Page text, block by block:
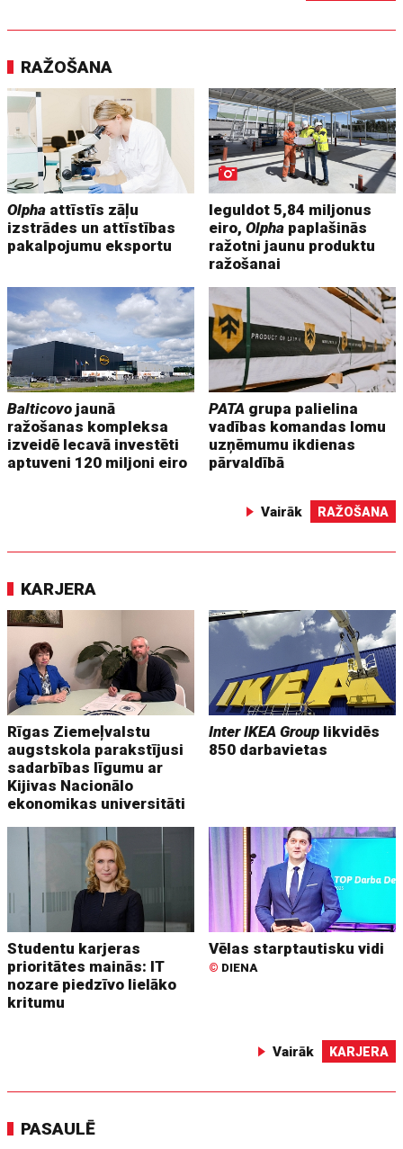
RAŽOŠANA
Olpha attīstīs zāļu
izstrādes un attīstības
pakalpojumu eksportu
Ieguldot 5,84 miljonus
eiro,Olpha paplašinās
ražotni jaunu produktu
ražošanai
Balticovo jaunā
ražošanas kompleksa
izveidē Iecavā investēti
aptuveni 120 miljoni eiro
PATA grupa palielina
vadības komandas lomu
uzņēmumu ikdienas
pārvaldībā
Vairāk RAŽOŠANA
KARJERA
Rīgas Ziemeļvalstu
augstskola parakstījusi
sadarbības līgumu ar
Kijivas Nacionālo
ekonomikas universitāti
Inter IKEA Group likvidēs
850 darbavietas
Studentu karjeras
prioritātes mainās: IT
nozare piedzīvo lielāko
kritumu
Vēlas starptautisku vidi
© DIENA
Vairāk KARJERA
PASAULĒ